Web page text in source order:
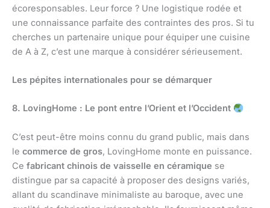
écoresponsables. Leur force ? Une logistique rodée et
une connaissance parfaite des contraintes des pros. Si tu
cherches un partenaire unique pour équiper une cuisine
de A à Z, c’est une marque à considérer sérieusement.
Les pépites internationales pour se démarquer
8. LovingHome : Le pont entre l’Orient et l’Occident
C’est peut-être moins connu du grand public, mais dans
le commerce de gros, LovingHome monte en puissance.
Ce fabricant chinois de vaisselle en céramique se
distingue par sa capacité à proposer des designs variés,
allant du scandinave minimaliste au baroque, avec une